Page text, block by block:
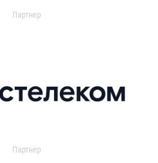
Партнер
Партнер